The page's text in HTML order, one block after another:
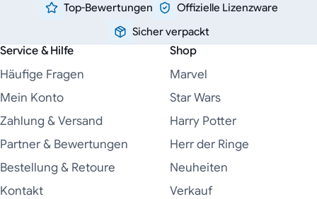
Top-Bewertungen
Offizielle Lizenzware
Sicher verpackt
Service & Hilfe
Häufige Fragen
Mein Konto
Zahlung & Versand
Partner & Bewertungen
Bestellung & Retoure
Kontakt
Shop
Marvel
Star Wars
Harry Potter
Herr der Ringe
Neuheiten
Verkauf